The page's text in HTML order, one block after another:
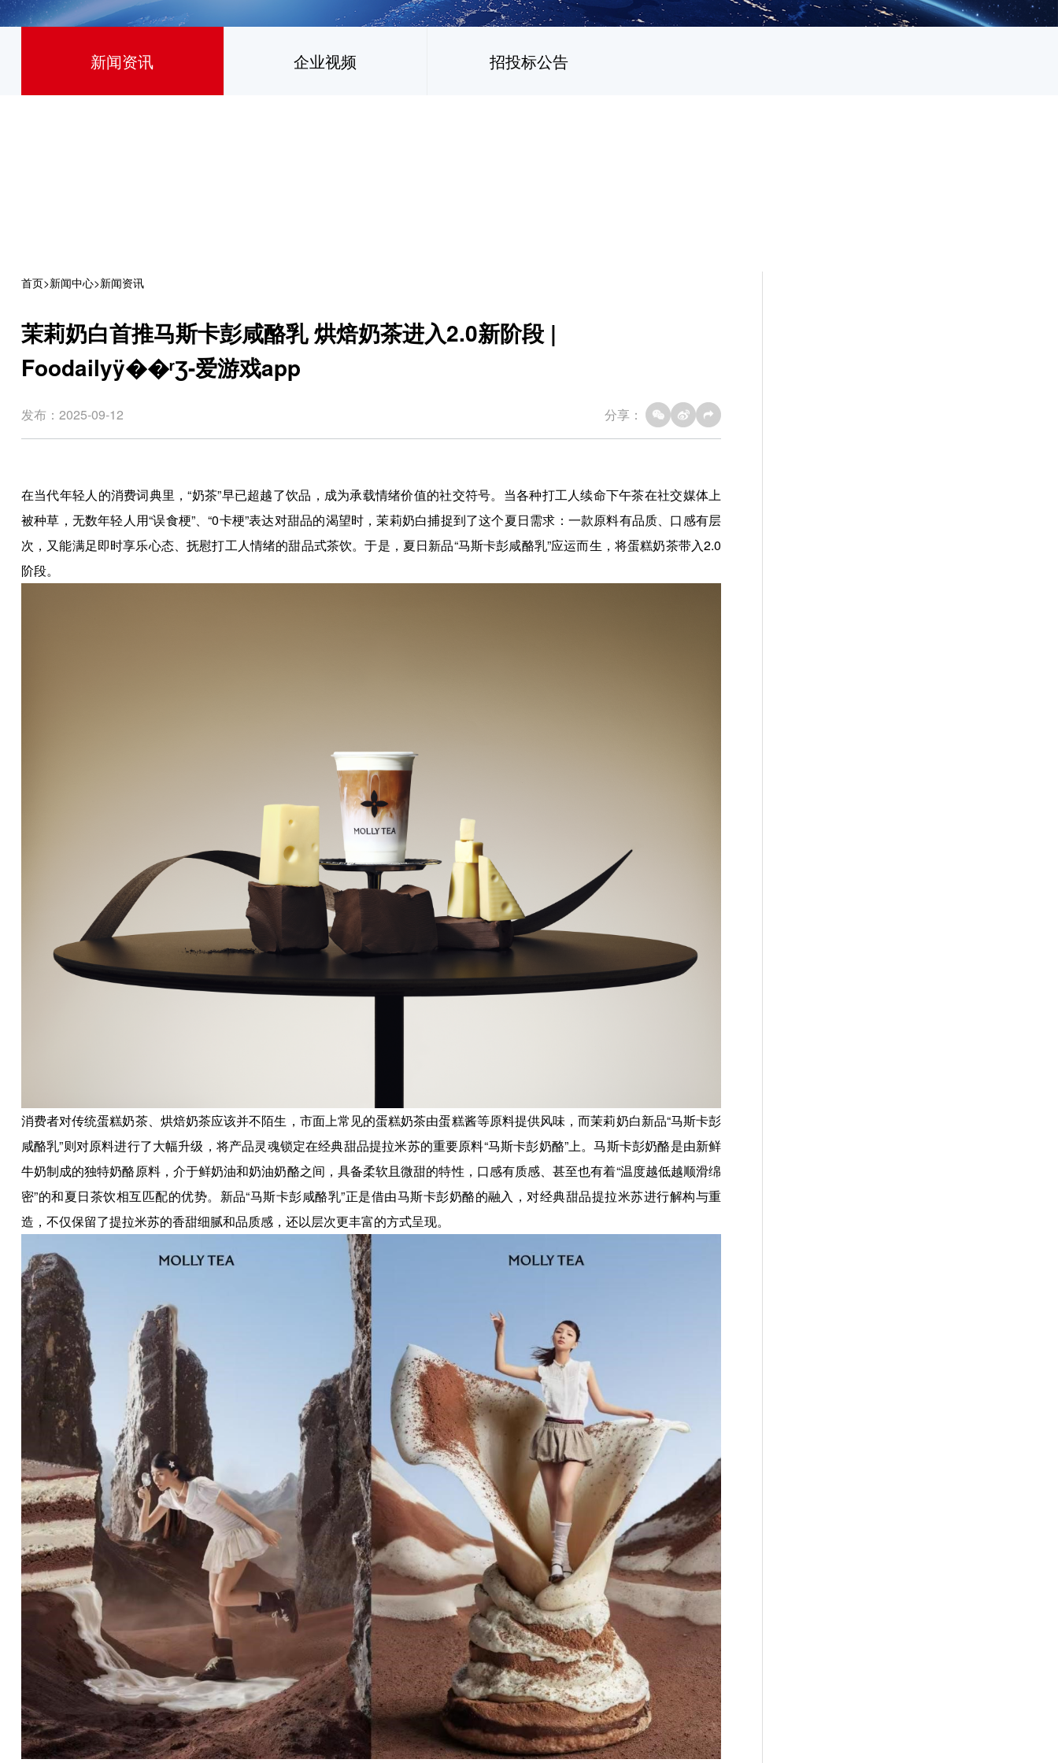
新闻资讯 企业视频 招投标公告
首页>新闻中心>新闻资讯
茉莉奶白首推马斯卡彭咸酪乳 烘焙奶茶进入2.0新阶段 |
Foodailyÿ��ʳƷ-爱游戏app
发布：2025-09-12 分享：
在当代年轻人的消费词典里，“奶茶”早已超越了饮品，成为承载情绪价值的社交符号。当各种打工人续命下午茶在社交媒体上
被种草，无数年轻人用“误食梗”、“0卡梗”表达对甜品的渴望时，茉莉奶白捕捉到了这个夏日需求：一款原料有品质、口感有层
次，又能满足即时享乐心态、抚慰打工人情绪的甜品式茶饮。于是，夏日新品“马斯卡彭咸酪乳”应运而生，将蛋糕奶茶带入2.0
阶段。
消费者对传统蛋糕奶茶、烘焙奶茶应该并不陌生，市面上常见的蛋糕奶茶由蛋糕酱等原料提供风味，而茉莉奶白新品“马斯卡彭
咸酪乳”则对原料进行了大幅升级，将产品灵魂锁定在经典甜品提拉米苏的重要原料“马斯卡彭奶酪”上。马斯卡彭奶酪是由新鲜
牛奶制成的独特奶酪原料，介于鲜奶油和奶油奶酪之间，具备柔软且微甜的特性，口感有质感、甚至也有着“温度越低越顺滑绵
密”的和夏日茶饮相互匹配的优势。新品“马斯卡彭咸酪乳”正是借由马斯卡彭奶酪的融入，对经典甜品提拉米苏进行解构与重
造，不仅保留了提拉米苏的香甜细腻和品质感，还以层次更丰富的方式呈现。